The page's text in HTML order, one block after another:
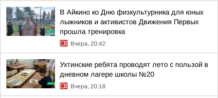
В Айкино ко Дню физкультурника для юных
лыжников и активистов Движения Первых
прошла тренировка
Вчера, 20:42
Ухтинские ребята проводят лето с пользой в
дневном лагере школы №20
Вчера, 20:18